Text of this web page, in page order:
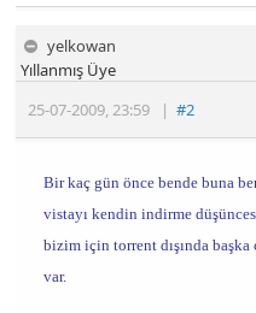
yelkowan
25-07-2009,23:59 |#2
Yıllanmış Üye
Bir kaç gün önce bende buna
vistayı kendin indirme
bizim için torrent dışında
var.